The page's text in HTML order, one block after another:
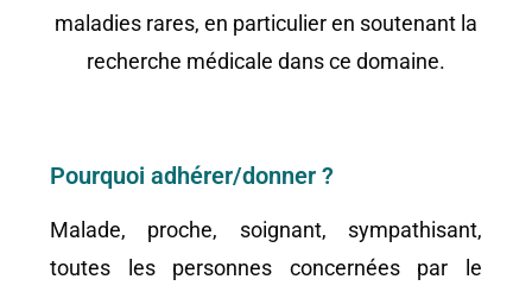
maladies rares, en particulier en soutenant la
recherche médicale dans ce domaine.
Pourquoi adhérer/donner ?
Malade, proche, soignant, sympathisant,
toutes les personnes concernées par le